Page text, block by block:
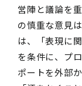
営陣と議論を
の慎重な意見
は、「表現に
を条件に、プ
ポートを外部